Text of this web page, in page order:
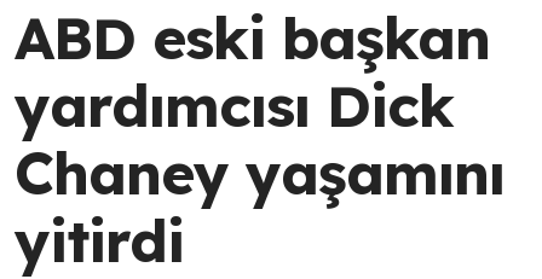
ABD eski başkan
yardımcısı Dick
Chaney yaşamını
yitirdi